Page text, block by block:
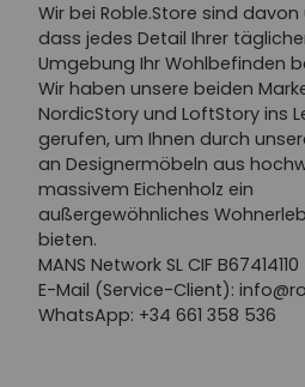
Wir bei Roble.Store sind
dass jedes Detail Ihrer
Umgebung Ihr Wohlbefinden
Wir haben unsere beiden
NordicStory und LoftStory ins
gerufen, um Ihnen durch
an Designermöbeln aus
massivem Eichenholz ein
außergewöhnliches
bieten.
MANS Network SL CIF B67414110
E-Mail (Service-Client):
WhatsApp: +34 661 358 536